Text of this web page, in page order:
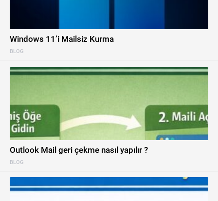
BLOG
Windows 11’i Mailsiz Kurma
BLOG
Outlook Mail geri çekme nasıl yapılır ?